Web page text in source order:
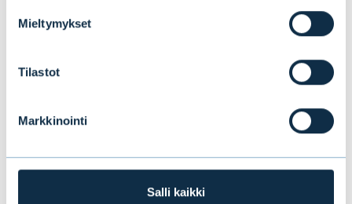
Mieltymykset
Tilastot
Markkinointi
Salli kaikki
Uusi tutkimus paljastaa
suomalaisten sijoittajien suosikit:
osakkeet ja perinteiset rahastot